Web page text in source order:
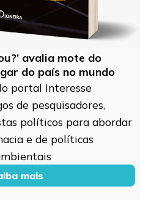
avalia mote do
do país no mundo
portal Interesse
de pesquisadores,
políticos para abordar
e de políticas
mais